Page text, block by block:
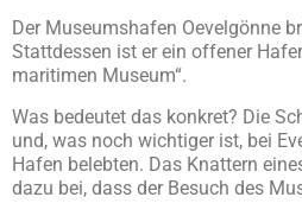
Der Museumshafen Oevelgönne
Stattdessen ist er ein offener
maritimen Museum“.
Was bedeutet das konkret? Die
und, was noch wichtiger ist, bei
Hafen belebten. Das Knattern
dazu bei, dass der Besuch des